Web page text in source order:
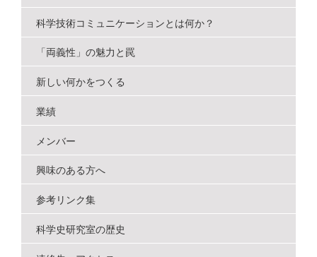
科学技術コミュニケーションとは何か？
「両義性」の魅力と罠
新しい何かをつくる
業績
メンバー
興味のある方へ
参考リンク集
科学史研究室の歴史